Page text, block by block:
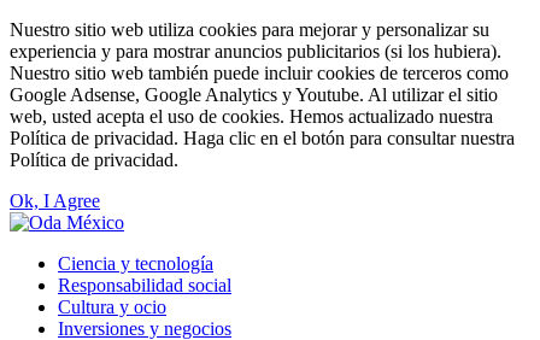
Nuestro sitio web utiliza cookies para mejorar y personalizar su
experiencia y para mostrar anuncios publicitarios (si los hubiera).
Nuestro sitio web también puede incluir cookies de terceros como
Google Adsense, Google Analytics y Youtube. Al utilizar el sitio
web, usted acepta el uso de cookies. Hemos actualizado nuestra
Política de privacidad. Haga clic en el botón para consultar nuestra
Política de privacidad.
Ok, I Agree
Ciencia y tecnología
Responsabilidad social
Cultura y ocio
Inversiones y negocios